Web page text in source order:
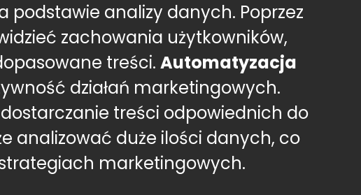
analizy danych. Poprzez
zachowania użytkowników,
treści. Automatyzacja
działań marketingowych.
treści odpowiednich do
analizować duże ilości danych, co
marketingowych.